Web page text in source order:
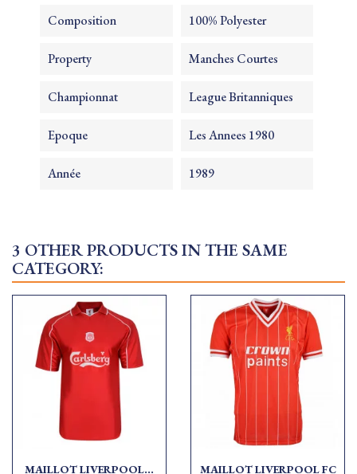
Composition 100% Polyester
Property Manches Courtes
Championnat League Britanniques
Epoque Les Annees 1980
Année 1989
3 OTHER PRODUCTS IN THE SAME
CATEGORY:
MAILLOT LIVERPOOL...
MAILLOT LIVERPOOL FC